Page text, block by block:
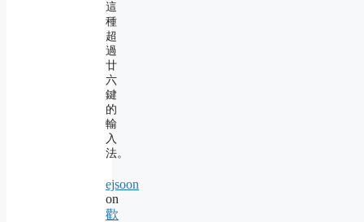
這
種
超
過
廿
六
鍵
的
輸
入
法。
ejsoon
on
歡